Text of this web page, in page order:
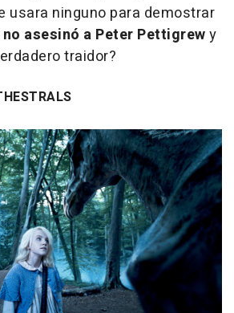
usara ninguno para demostrar
asesinó a Peter Pettigrewy
traidor?